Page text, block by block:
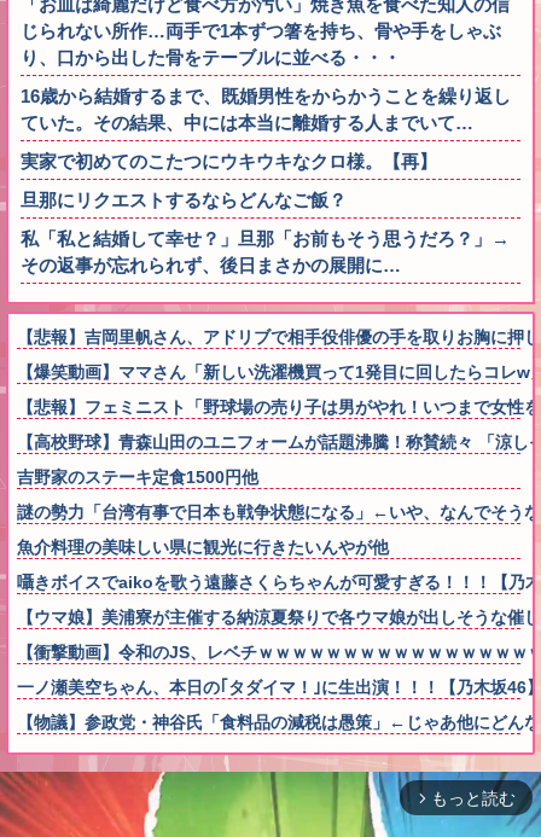
「お皿は綺麗だけど食べ方が汚い」焼き魚を食べた知人の信
じられない所作…両手で1本ずつ箸を持ち、骨や手をしゃぶ
り、口から出した骨をテーブルに並べる・・・
16歳から結婚するまで、既婚男性をからかうことを繰り返し
ていた。その結果、中には本当に離婚する人までいて…
実家で初めてのこたつにウキウキなクロ様。【再】
旦那にリクエストするならどんなご飯？
私「私と結婚して幸せ？」旦那「お前もそう思うだろ？」→
その返事が忘れられず、後日まさかの展開に…
【悲報】吉岡里帆さん、アドリブで相手役俳優の手を取りお胸に押
【爆笑動画】ママさん「新しい洗濯機買って1発目に回したらコ
【悲報】フェミニスト「野球場の売り子は男がやれ！いつまで女性
【高校野球】青森山田のユニフォームが話題沸騰！称賛続々 「涼
吉野家のステーキ定食1500円他
謎の勢力「台湾有事で日本も戦争状態になる」←いや、なんでそう
魚介料理の美味しい県に観光に行きたいんやが他
囁きボイスでaikoを歌う遠藤さくらちゃんが可愛すぎる！！！【乃
【ウマ娘】美浦寮が主催する納涼夏祭りで各ウマ娘が出しそうな催
【衝撃動画】令和のJS、レベチｗｗｗｗｗｗｗｗｗｗｗｗｗｗｗｗ
一ノ瀬美空ちゃん、本日の｢タダイマ！｣に生出演！！！【乃木坂46
【物議】参政党・神谷氏「食料品の減税は愚策」←じゃあ他にどん
arrow_forward_ios もっと読む